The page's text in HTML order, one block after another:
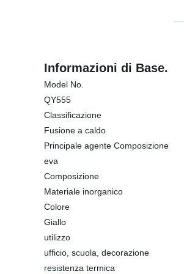
Informazioni di Base.
Model No.
QY555
Classificazione
Fusione a caldo
Principale agente Composizione
eva
Composizione
Materiale inorganico
Colore
Giallo
utilizzo
ufficio, scuola, decorazione
resistenza termica